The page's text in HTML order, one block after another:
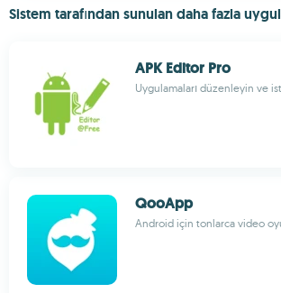
Sistem tarafından sunulan daha fazla
APK Editor Pro
Uygulamaları düzenleyin ve
QooApp
Android için tonlarca video